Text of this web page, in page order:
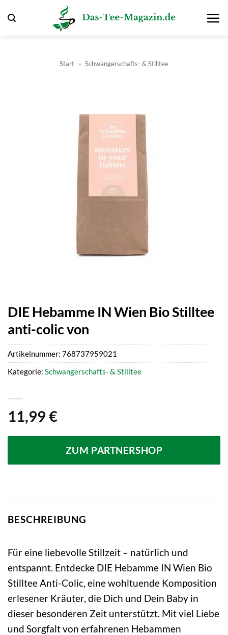
Inhalt
Start » Schwangerschafts- & Stilltee
DIE Hebamme IN Wien Bio Stilltee
anti-colic von
11,99 €
ZUM PARTNERSHOP
Artikelnummer: 768737959021
Kategorie: Schwangerschafts- & Stilltee
BESCHREIBUNG
Für eine liebevolle Stillzeit – natürlich und
entspannt. Entdecke DIE Hebamme IN Wien Bio
Stilltee Anti-Colic, eine wohltuende Komposition
erlesener Kräuter, die Dich und Dein Baby in
dieser besonderen Zeit unterstützt. Mit viel Liebe
und Sorgfalt von erfahrenen Hebammen